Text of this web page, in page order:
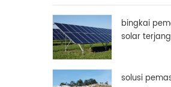
bingkai
solar
solusi